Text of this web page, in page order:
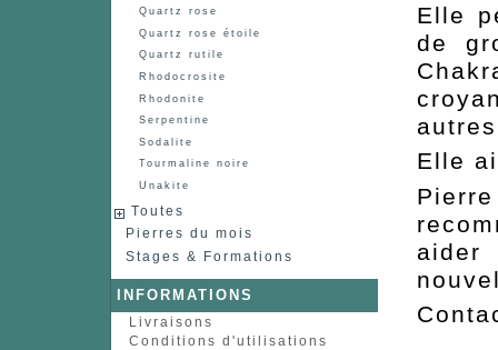
Quartz rose
Quartz rose étoile
Quartz rutile
Rhodocrosite
Rhodonite
Serpentine
Sodalite
Tourmaline noire
Unakite
Toutes
Pierres du mois
Stages & Formations
INFORMATIONS
Livraisons
Conditions d'utilisations
Elle
de
Elle
aider